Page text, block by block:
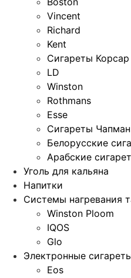
Vincent
Richard
Kent
Сигареты
LD
Winston
Rothmans
Esse
Сигареты
Белорусские
Арабские
Уголь для кальяна
Напитки
Системы нагревания
Winston Ploom
IQOS
Glo
Электронные
Eos